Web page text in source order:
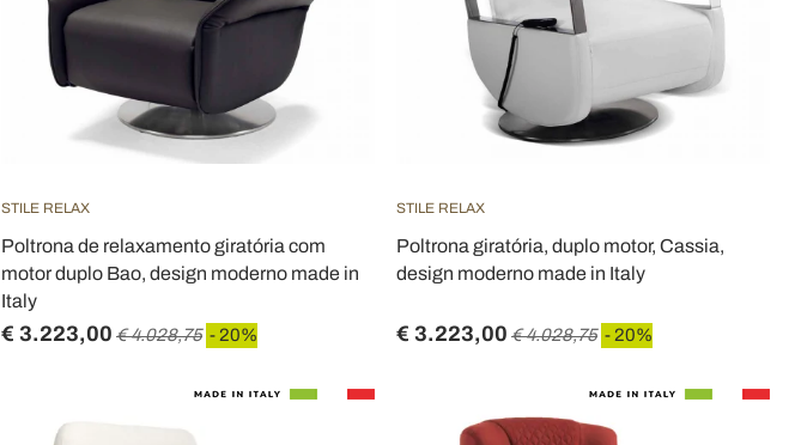
STILE RELAX
Poltrona de relaxamento giratória com
motor duplo Bao, design moderno made in
Italy
€ 3.223,00 € 4.028,75 - 20%
STILE RELAX
Poltrona giratória, duplo motor, Cassia,
design moderno made in Italy
€ 3.223,00 € 4.028,75 - 20%